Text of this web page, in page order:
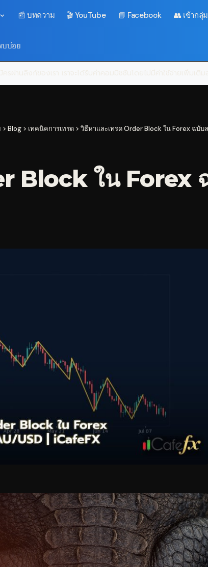
📰 บทความ 🎬 YouTube 📘 Facebook 👥 เข้ากลุ่ม
บบ่อย
> Blog > เทคนิคการเทรด > วิธีหาและเทรด Order Block ใน Forex ฉบับ
Block ใน Forex